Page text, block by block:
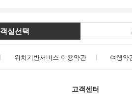
객실선택
위치기반서비스 이용약관 여행약
고객센터